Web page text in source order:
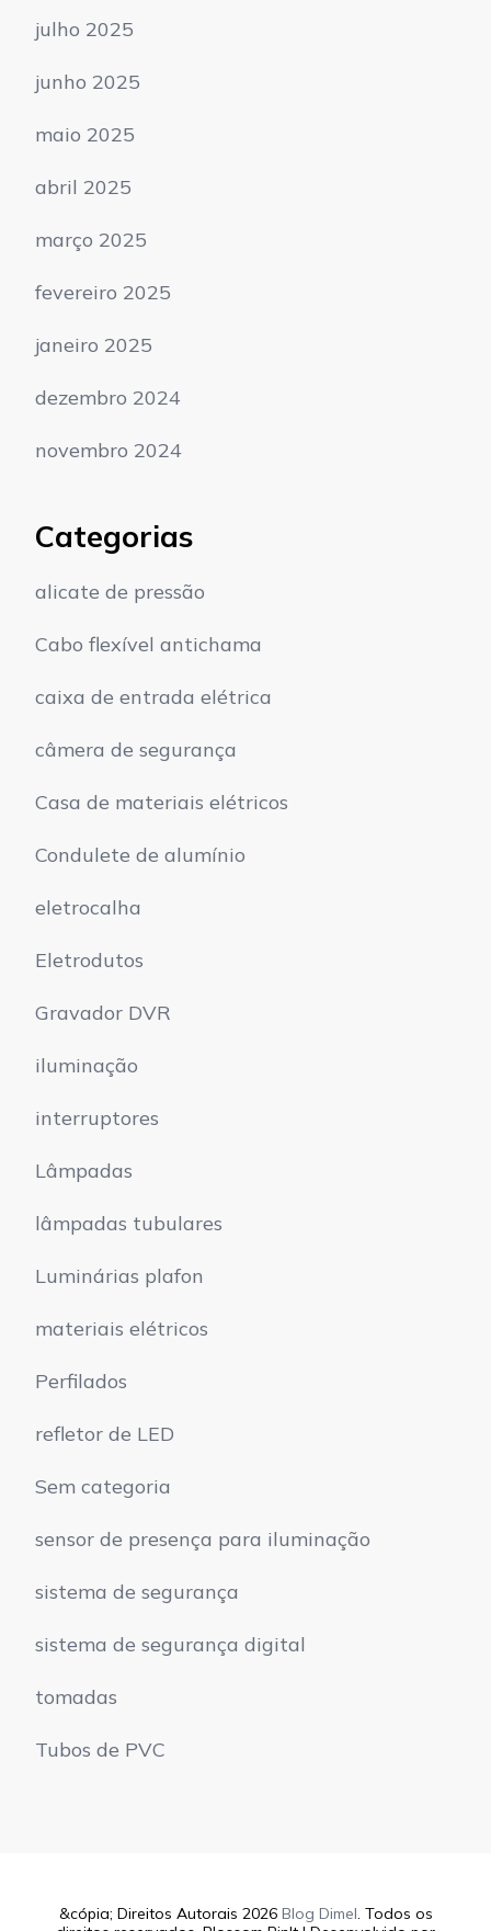
julho 2025
junho 2025
maio 2025
abril 2025
março 2025
fevereiro 2025
janeiro 2025
dezembro 2024
novembro 2024
Categorias
alicate de pressão
Cabo flexível antichama
caixa de entrada elétrica
câmera de segurança
Casa de materiais elétricos
Condulete de alumínio
eletrocalha
Eletrodutos
Gravador DVR
iluminação
interruptores
Lâmpadas
lâmpadas tubulares
Luminárias plafon
materiais elétricos
Perfilados
refletor de LED
Sem categoria
sensor de presença para iluminação
sistema de segurança
sistema de segurança digital
tomadas
Tubos de PVC
&cópia; Direitos Autorais 2026 Blog Dimel. Todos os